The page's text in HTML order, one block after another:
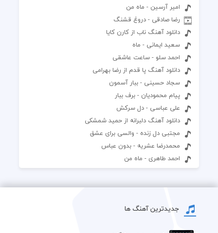
امیر آرسین - ماه من
رضا صادقی - دروغ قشنگ
دانلود آهنگ ناب از کارن کایا
سعید ایمانی - ماه
احمد سلو - ساعت عاشقی
دانلود آهنگ پا قدم از رضا بهرامی
سجاد حسینی - ببار آسمون
پیام محمودیان - برف ببار
علی عباسی - دل سرکش
دانلود آهنگ دلبرانه از حمید شمشکی
مجتبی دل زنده - والسی برای عشق
محمدرضا عشریه - بدون عباس
احمد طاهری - ماه من
جدیدترین آهنگ ها